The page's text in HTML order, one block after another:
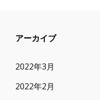
アーカイブ
2022年3月
2022年2月